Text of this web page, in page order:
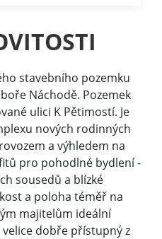
stavebního pozemku
Náchodě. Pozemek
ulici K Pětimostí. Je
nových rodinných
a výhledem na
pro pohodlné bydlení -
sousedů a blízké
a poloha téměř na
majitelům ideální
velice dobře přístupný z